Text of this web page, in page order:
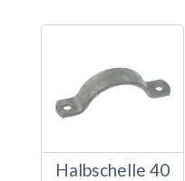
Halbschelle 40